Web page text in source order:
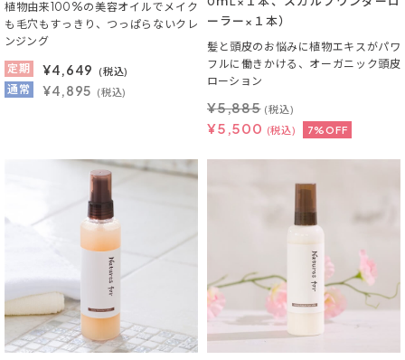
植物由来100%の美容オイルでメイク
も毛穴もすっきり、つっぱらないクレ
ンジング
定期
¥4,649 (税込)
通常 ¥4,895 (税込)
ーラー×１本）
髪と頭皮のお悩みに植物エキスがパワ
フルに働きかける、オーガニック頭皮
ローション
¥5,500 (税込) 7%OFF
¥5,885 (税込)